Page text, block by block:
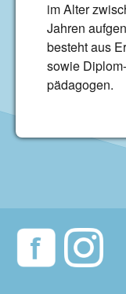
im Alter
Jahren
besteht aus
sowie
pädagogen.